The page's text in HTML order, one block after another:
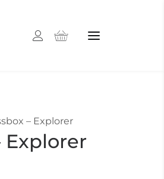
– Explorer
Explorer